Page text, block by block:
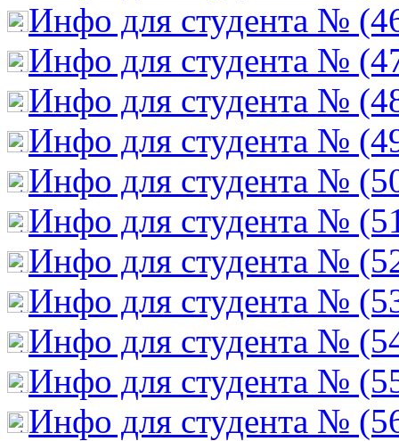
Инфо для студента №
Инфо для студента №
Инфо для студента №
Инфо для студента №
Инфо для студента №
Инфо для студента №
Инфо для студента №
Инфо для студента №
Инфо для студента №
Инфо для студента №
Инфо для студента №